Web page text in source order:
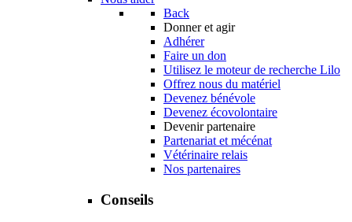
Back
Donner et agir
Adhérer
Faire un don
Utilisez le moteur de recherche Lilo
Offrez nous du matériel
Devenez bénévole
Devenez écovolontaire
Devenir partenaire
Partenariat et mécénat
Vétérinaire relais
Nos partenaires
Conseils